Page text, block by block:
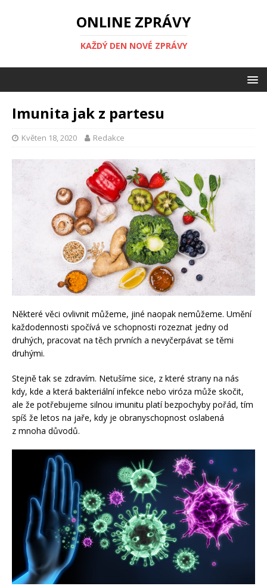
ONLINE ZPRÁVY
KAŽDÝ DEN NOVÉ ZPRÁVY
Imunita jak z partesu
Květen 18, 2020 Redakce
Některé věci ovlivnit můžeme, jiné naopak nemůžeme. Umění
každodennosti spočívá ve schopnosti rozeznat jedny od
druhých, pracovat na těch prvních a nevyčerpávat se těmi
druhými.
Stejně tak se zdravím. Netušíme sice, z které strany na nás
kdy, kde a která bakteriální infekce nebo viróza může skočit,
ale že potřebujeme silnou imunitu platí bezpochyby pořád, tím
spíš že letos na jaře, kdy je obranyschopnost oslabená
z mnoha důvodů.